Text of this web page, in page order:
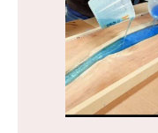
ambiente